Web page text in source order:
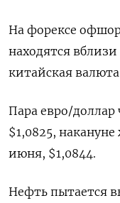
На форексе
находятся
китайская
Пара евро/доллар
$1,0825,
июня, $1,0844.
Нефть пытается